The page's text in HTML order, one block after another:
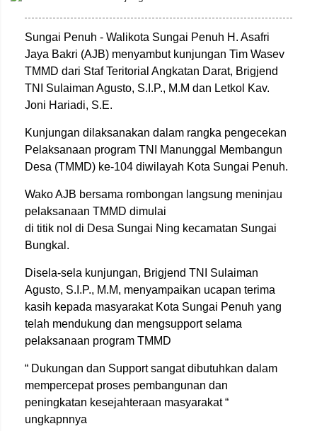
Sungai Penuh - Walikota Sungai Penuh H. Asafri
Jaya Bakri (AJB) menyambut kunjungan Tim Wasev
TMMD dari Staf Teritorial Angkatan Darat, Brigjend
TNI Sulaiman Agusto, S.I.P., M.M dan Letkol Kav.
Joni Hariadi, S.E.
Kunjungan dilaksanakan dalam rangka pengecekan
Pelaksanaan program TNI Manunggal Membangun
Desa (TMMD) ke-104 diwilayah Kota Sungai Penuh.
Wako AJB bersama rombongan langsung meninjau
pelaksanaan TMMD dimulai
di titik nol di Desa Sungai Ning kecamatan Sungai
Bungkal.
Disela-sela kunjungan, Brigjend TNI Sulaiman
Agusto, S.I.P., M.M, menyampaikan ucapan terima
kasih kepada masyarakat Kota Sungai Penuh yang
telah mendukung dan mengsupport selama
pelaksanaan program TMMD
“ Dukungan dan Support sangat dibutuhkan dalam
mempercepat proses pembangunan dan
peningkatan kesejahteraan masyarakat “
ungkapnnya